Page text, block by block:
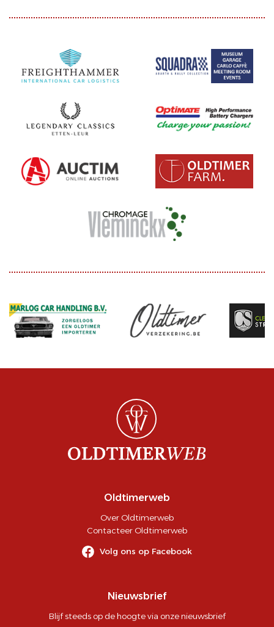
Oldtimerweb
Over Oldtimerweb
Contacteer Oldtimerweb
Volg ons op Facebook
Nieuwsbrief
Blijf steeds op de hoogte via onze nieuwsbrief